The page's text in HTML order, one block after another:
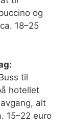
og
18–25
til
hotellet
alt
15–22 euro